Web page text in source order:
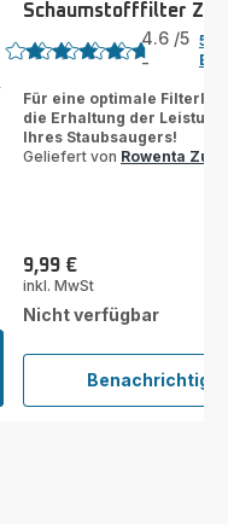
Schaumstofffilter
Bewertung
4.6 /5
-
54
Für eine optimale
die Erhaltung der
Ihres Staubsaugers!
Geliefert von Rowenta
Preis
9,99 €
inkl. MwSt
Nicht verfügbar